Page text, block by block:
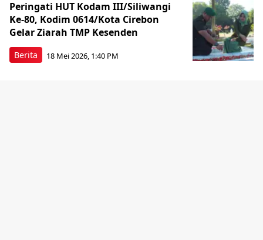
Berita
Peringati HUT Kodam III/Siliwangi
Ke-80, Kodim 0614/Kota Cirebon
Gelar Ziarah TMP Kesenden
18 Mei 2026, 1:40 PM